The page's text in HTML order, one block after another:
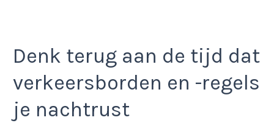
Denk terug aan de tijd dat
verkeersborden en -regels
je nachtrust